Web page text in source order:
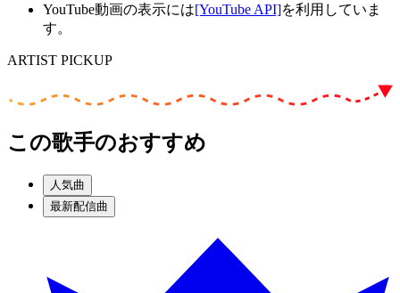
YouTube動画の表示には[YouTube API]を利用していま
す。
ARTIST PICKUP
この歌手のおすすめ
人気曲
最新配信曲